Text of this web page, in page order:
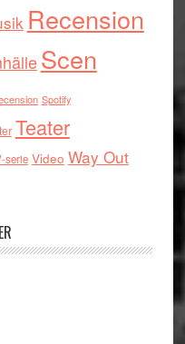
Recension
Scen
Spotify
Teater
serie Video Way Out